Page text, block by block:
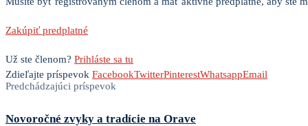
Zakúpiť predplatné
Už ste členom? Prihláste sa tu
Zdieľajte príspevok FacebookTwitterPinterestWhatsappEmail
Predchádzajúci príspevok
Novoročné zvyky a tradície na Orave